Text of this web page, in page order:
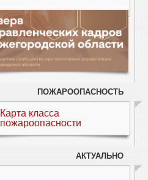
ПОЖАРООПАСНОСТЬ
Карта класса
пожароопасности
АКТУАЛЬНО